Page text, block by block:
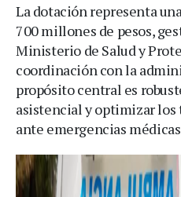
La dotación representa
700 millones de pesos,
Ministerio de Salud y
coordinación con la
propósito central es
asistencial y optimizar los
ante emergencias